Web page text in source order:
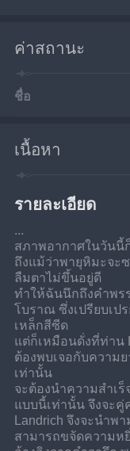
ค่าสถานะ
ชื่อ
เนื้อหา
รายละเอียด
...
สภาพอากาศในวันนี้
ถึงแม้ว่าพายุหิมะจะ
ลืมตาไม่ขึ้นอยู่ดี
ทำให้ฉันนึกถึงคำพร
โบราณ ซึ่งเปรียบเป
เหล็กสีซีด
แต่ก็เหมือนดั่งที่ท่าน
ต้องพบเจอกับความ
เท่านั้น
จะต้องนำความสำเ
แบบนี้เท่านั้น จึงจะ
Landrich จึงจะนำพ
สามารถขจัดความห